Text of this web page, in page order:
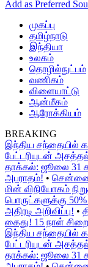
Add as Preferred
முகப்பு
தமிழ்நாடு
இந்தியா
உலகம்
தொழில்நுட்பம்
வணிகம்
விளையாட்டு
ஆன்மீகம்
ஆரோக்கியம்
BREAKING
இந்திய சந்தையில்
பேட்டரியுடன்
தாக்கல்: ஜூலை 31
அபராதம்! •
மின் விநியோகம்
பொருட்களுக்கு
அதிரடி அறிவிப்பு! •
கைது! 15 நாள்
இந்திய சந்தையில்
பேட்டரியுடன்
தாக்கல்: ஜூலை 31